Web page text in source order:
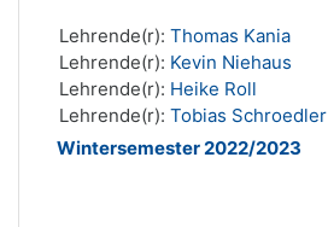
Lehrende(r): Thomas Kania
Lehrende(r): Kevin Niehaus
Lehrende(r): Heike Roll
Lehrende(r): Tobias Schroedler
Wintersemester 2022/2023